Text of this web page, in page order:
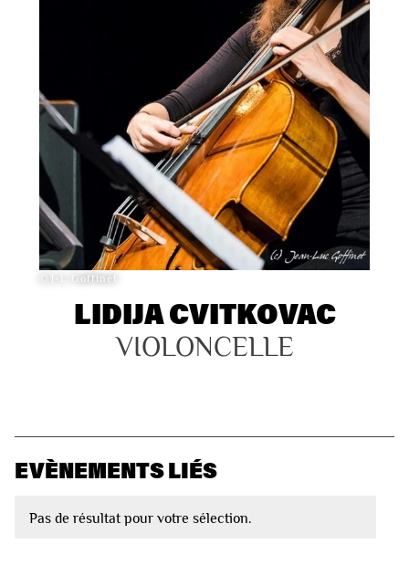
© J-L Goffinet
LIDIJA CVITKOVAC
VIOLONCELLE
EVÈNEMENTS LIÉS
Pas de résultat pour votre sélection.